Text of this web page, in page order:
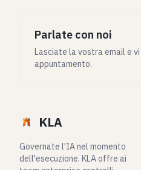
Parlate con noi
Lasciate la vostra email e
appuntamento.
KLA
Governate l'IA nel momento
dell'esecuzione. KLA offre ai